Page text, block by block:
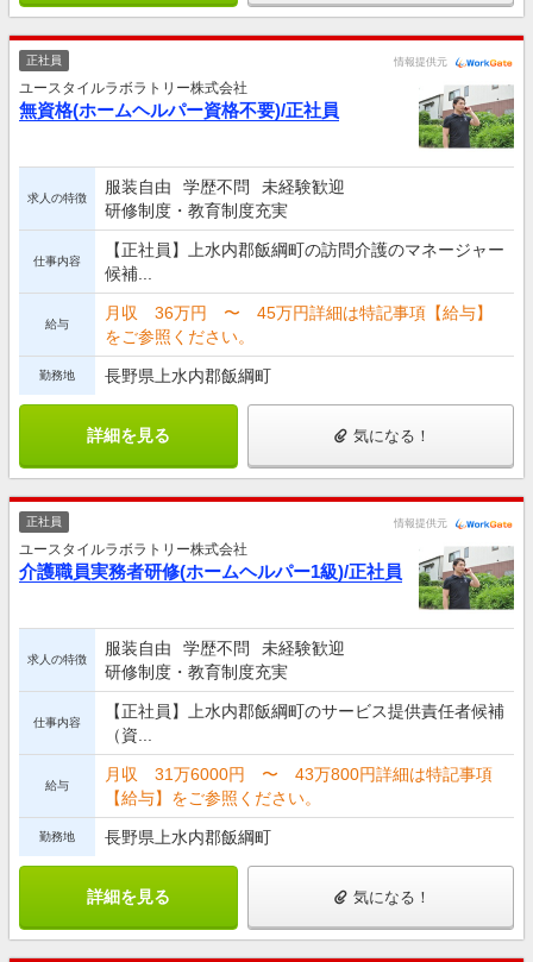
正社員 情報提供元
ユースタイルラボラトリー株式会社
無資格(ホームヘルパー資格不要)/正社員
求人の特徴
服装自由 学歴不問
未経験歓迎
研修制度・教育制度充実
仕事内容
【正社員】上水内郡飯綱町の訪問介護のマネージャー
候補...
給与
月収 36万円 〜 45万円詳細は特記事項【給与】
をご参照ください。
勤務地 長野県上水内郡飯綱町
詳細を見る 気になる！
正社員 情報提供元
ユースタイルラボラトリー株式会社
介護職員実務者研修(ホームヘルパー1級)/正社員
求人の特徴
服装自由 学歴不問
未経験歓迎
研修制度・教育制度充実
仕事内容
【正社員】上水内郡飯綱町のサービス提供責任者候補
（資...
給与
月収 31万6000円 〜 43万800円詳細は特記事項
【給与】をご参照ください。
勤務地 長野県上水内郡飯綱町
詳細を見る 気になる！